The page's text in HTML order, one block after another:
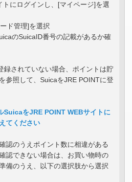
トにログインし、[マイページ]を選
ド管理]を選択
のSuicaID番号の記載があるか確
録されていない場合、ポイントは貯
参照して、SuicaをJRE POINTに登
SuicaをJRE POINT WEBサイトに
てください
認のうえポイント数に相違がある
認できない場合は、お買い物時の
備のうえ、以下の選択肢から選択